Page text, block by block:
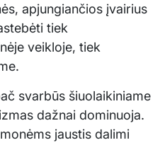
apjungiančios įvairius
tiek
veikloje, tiek
svarbūs šiuolaikiniame
dažnai dominuoja.
jaustis dalimi